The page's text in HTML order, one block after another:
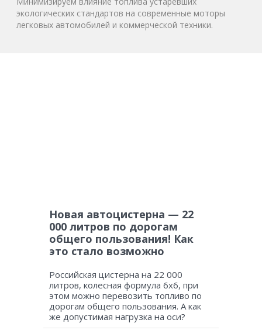
экологических стандартов на современные моторы
легковых автомобилей и коммерческой техники.
Новая автоцистерна — 22
000 литров по дорогам
общего пользования! Как
это стало возможно
Российская цистерна на 22 000
литров, колесная формула 6х6, при
этом можно перевозить топливо по
дорогам общего пользования. А как
же допустимая нагрузка на оси?